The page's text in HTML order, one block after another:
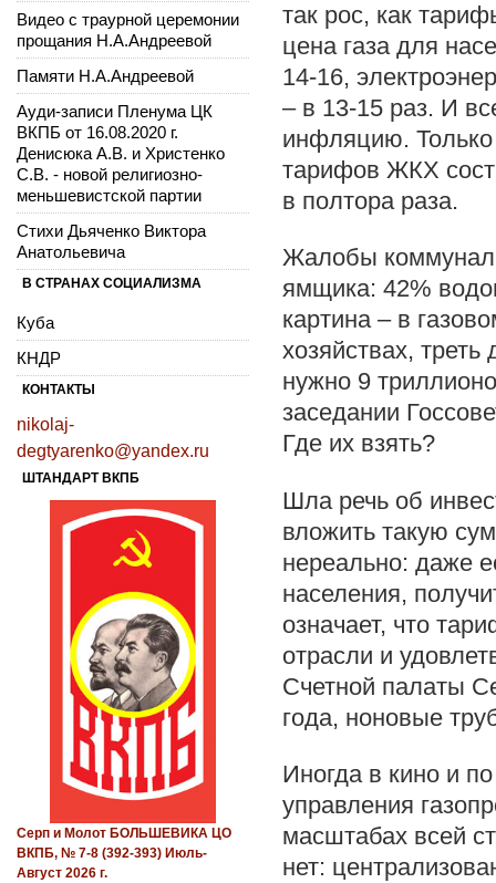
так рос, как
цена газа для
14-16,
– в 13-15 раз. И
инфляцию.
тарифов ЖКХ
в полтора раза.
Жалобы
ямщика: 42%
картина – в
хозяйствах,
нужно 9
заседании
Где их взять?
Шла речь об
вложить такую
нереально: даже
населения,
означает, что
отрасли и
Счетной палаты
года, ноновые
Иногда в кино и
управления
масштабах всей
нет:
Видео с траурной церемонии
прощания Н.А.Андреевой
Памяти Н.А.Андреевой
Ауди-записи Пленума ЦК
ВКПБ от 16.08.2020 г.
Денисюка А.В. и Христенко
С.В. - новой религиозно-
меньшевистской партии
Стихи Дьяченко Виктора
Анатольевича
В СТРАНАХ СОЦИАЛИЗМА
Куба
КНДР
КОНТАКТЫ
nikolaj-
degtyarenko@yandex.ru
ШТАНДАРТ ВКПБ
Серп и Молот БОЛЬШЕВИКА ЦО
ВКПБ, № 7-8 (392-393) Июль-
Август 2026 г.